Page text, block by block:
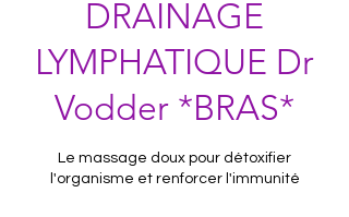
DRAINAGE
LYMPHATIQUE Dr
Vodder *BRAS*
Le massage doux pour détoxifier
l'organisme et renforcer l'immunité